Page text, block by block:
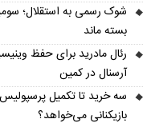
شوک رسمی به استقلال؛
بسته ماند
رئال مادرید برای حفظ
آرسنال در کمین
سه خرید تا تکمیل
بازیکنانی می‌خواهد؟